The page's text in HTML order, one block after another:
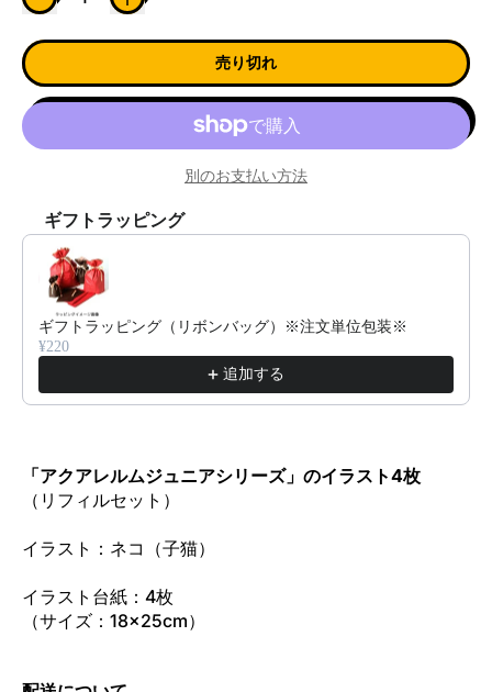
売り切れ
別のお支払い方法
ギフトラッピング
Use the Previous and Next buttons to navigate through product
ギフトラッピング（リボンバッグ）※注文単位包装※
¥220
追加する
「アクアレルムジュニアシリーズ」のイラスト4枚
（リフィルセット）
イラスト：ネコ（子猫）
イラスト台紙：4枚
（サイ ズ：18×25cm）